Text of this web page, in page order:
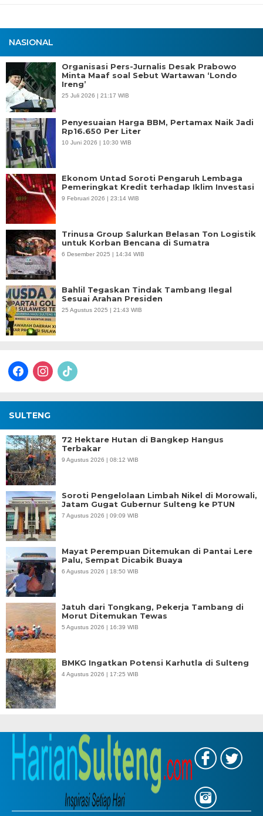
NASIONAL
Organisasi Pers-Jurnalis Desak Prabowo
Minta Maaf soal Sebut Wartawan ‘Londo
Ireng’
25 Juli 2026 | 21:17 WIB
Penyesuaian Harga BBM, Pertamax Naik Jadi
Rp16.650 Per Liter
10 Juni 2026 | 10:30 WIB
Ekonom Untad Soroti Pengaruh Lembaga
Pemeringkat Kredit terhadap Iklim Investasi
9 Februari 2026 | 23:14 WIB
Trinusa Group Salurkan Belasan Ton Logistik
untuk Korban Bencana di Sumatra
6 Desember 2025 | 14:34 WIB
Bahlil Tegaskan Tindak Tambang Ilegal
Sesuai Arahan Presiden
25 Agustus 2025 | 21:43 WIB
facebookinstagram
tiktok
SULTENG
72 Hektare Hutan di Bangkep Hangus
Terbakar
9 Agustus 2026 | 08:12 WIB
Soroti Pengelolaan Limbah Nikel di Morowali,
Jatam Gugat Gubernur Sulteng ke PTUN
7 Agustus 2026 | 09:09 WIB
Mayat Perempuan Ditemukan di Pantai Lere
Palu, Sempat Dicabik Buaya
6 Agustus 2026 | 18:50 WIB
Jatuh dari Tongkang, Pekerja Tambang di
Morut Ditemukan Tewas
5 Agustus 2026 | 16:39 WIB
BMKG Ingatkan Potensi Karhutla di Sulteng
4 Agustus 2026 | 17:25 WIB